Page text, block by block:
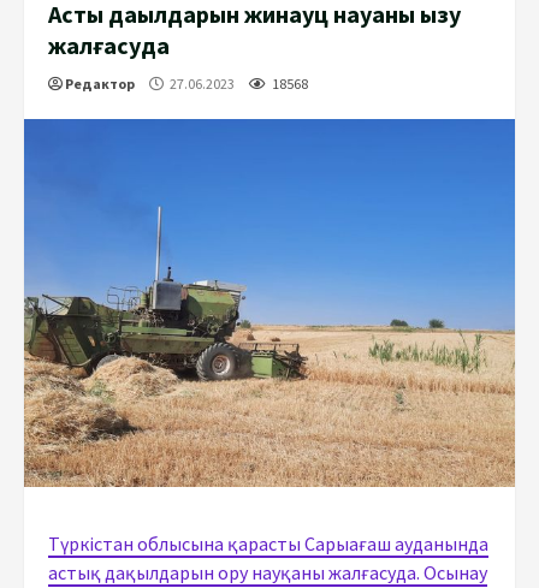
Астық дақылдарын жинауц науқаны қызу
жалғасуда
Редактор 27.06.2023 18568
Түркістан облысына қарасты Сарыағаш ауданында
астық дақылдарын ору науқаны жалғасуда. Осынау